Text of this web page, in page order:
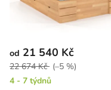
od 21 540 Kč
22 674 Kč (–5 %)
4 - 7 týdnů